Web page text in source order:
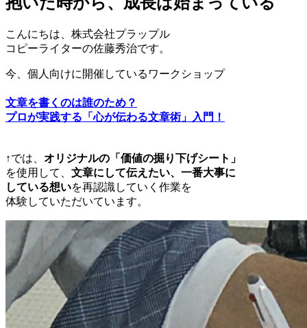
こんにちは、株式会社プラップル
コピーライターの佐藤秀治です。
今、個人向けに開催しているワークショップ
文章を書くのは誰のため？
プロが実践する「心が伝わる文章術」入門！
↑では、 オリジナルの「価値の掘り下げシート」
を使用して、 文章にして伝えたい、一番大事に
している想いを再認識していく作業を
体験していただいています。